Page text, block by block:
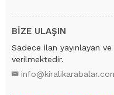
BİZE ULAŞIN
Sadece ilan yayınlayan
verilmektedir.